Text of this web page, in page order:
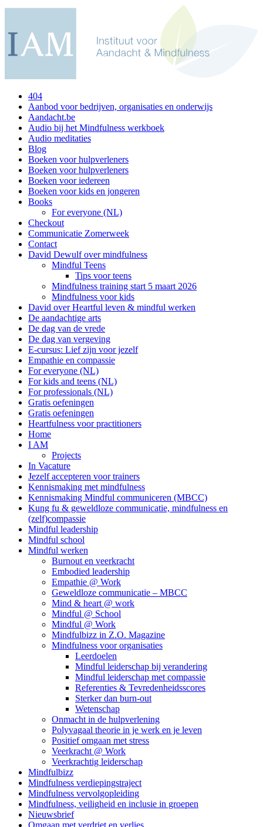
404
Aanbod voor bedrijven, organisaties en onderwijs
Aandacht.be
Audio bij het Mindfulness werkboek
Audio meditaties
Blog
Boeken voor hulpverleners
Boeken voor hulpverleners
Boeken voor iedereen
Boeken voor kids en jongeren
Books
For everyone (NL)
Checkout
Communicatie Zomerweek
Contact
David Dewulf over mindfulness
Mindful Teens
Tips voor teens
Mindfulness training start 5 maart 2026
Mindfulness voor kids
David over Heartful leven & mindful werken
De aandachtige arts
De dag van de vrede
De dag van vergeving
E-cursus: Lief zijn voor jezelf
Empathie en compassie
For everyone (NL)
For kids and teens (NL)
For professionals (NL)
Gratis oefeningen
Gratis oefeningen
Heartfulness voor practitioners
Home
I AM
Projects
In Vacature
Jezelf accepteren voor trainers
Kennismaking met mindfulness
Kennismaking Mindful communiceren (MBCC)
Kung fu & geweldloze communicatie, mindfulness en
(zelf)compassie
Mindful leadership
Mindful school
Mindful werken
Burnout en veerkracht
Embodied leadership
Empathie @ Work
Geweldloze communicatie – MBCC
Mind & heart @ work
Mindful @ School
Mindful @ Work
Mindfulbizz in Z.O. Magazine
Mindfulness voor organisaties
Leerdoelen
Mindful leiderschap bij verandering
Mindful leiderschap met compassie
Referenties & Tevredenheidsscores
Sterker dan burn-out
Wetenschap
Onmacht in de hulpverlening
Polyvagaal theorie in je werk en je leven
Positief omgaan met stress
Veerkracht @ Work
Veerkrachtig leiderschap
Mindfulbizz
Mindfulness verdiepingstraject
Mindfulness vervolgopleiding
Mindfulness, veiligheid en inclusie in groepen
Nieuwsbrief